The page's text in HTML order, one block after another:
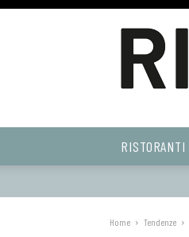
Web
RISTORANTI
Home Tendenze